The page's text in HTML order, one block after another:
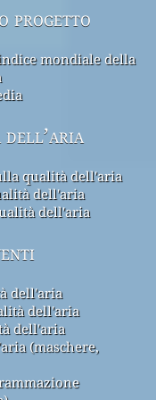
progetto
mondiale della
qualità dell'aria
dell'aria
dell'aria
dell'aria
dell'aria
dell'aria
(maschere,